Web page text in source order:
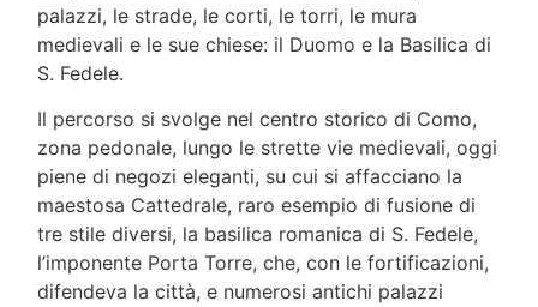
palazzi, le strade, le corti, le torri, le mura
medievali e le sue chiese: il Duomo e la Basilica di
S. Fedele.
Il percorso si svolge nel centro storico di Como,
zona pedonale, lungo le strette vie medievali, oggi
piene di negozi eleganti, su cui si affacciano la
maestosa Cattedrale, raro esempio di fusione di
tre stile diversi, la basilica romanica di S. Fedele,
l’imponente Porta Torre, che, con le fortificazioni,
difendeva la città, e numerosi antichi palazzi